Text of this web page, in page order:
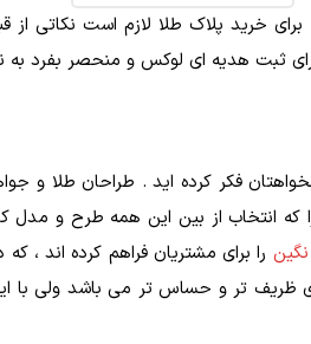
خرید پلاک طلا لازم است نکاتی از
ثبت هدیه ای لوکس و منحصر بفرد
فکر کرده اید . طراحان طلا و
از بین این همه طرح و مدل
را برای مشتریان فراهم کرده اند
ظریف تر و حساس تر می باشد ولی با